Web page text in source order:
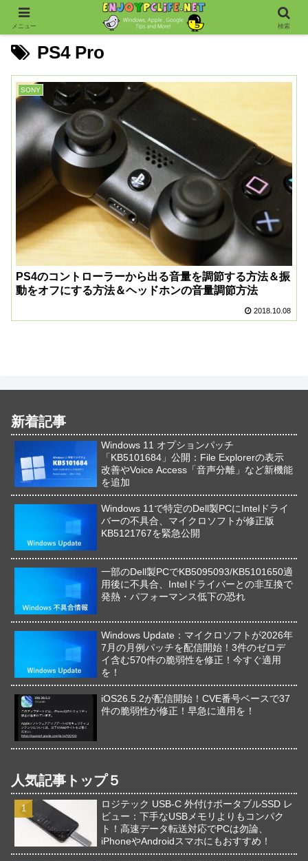
PS4 Pro
SONY
PS4のコントローラーから出る音量を調節する方法＆振
動をオフにする方法＆ヘッドホンの音量調節方法
2018.10.08
新着記事
Windows 11 オプションパッチ
「KB5101684」公開：File Explorerの表示
改善やVoice Access「音声分離」など新機能
を追加
Windows 11で特定のDell製PCにIntelドライ
バーの不具合、マイクロソフトが修正版
KB5121767を緊急公開
一部のDell製PCでKB5095093/KB5101650適
用後に不具合、Intelドライバーとの非互換で
発熱・パフォーマンス低下の恐れ
Windows Update：マイクロソフトが2026年
7月の月例パッチを配信開始！3件のゼロデ
イ含む570件の脆弱性を修正！今すぐ適用
を！
iOS26.5.2が配信開始！CVE番号ベースで37
件の脆弱性が修正！早急に適用を！
人気記事トップ５
ロジテック USB-C 外付けポータブルSSD レ
ビュー：下手なUSBメモリよりもコンパク
ト！高速データ転送対応でPCは勿論、
iPhoneやAndroidスマホにもおすすめ！
メニュー 検索